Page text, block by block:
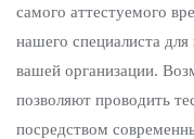
самого аттестуемого
нашего специалиста
вашей организации.
позволяют проводить
посредством